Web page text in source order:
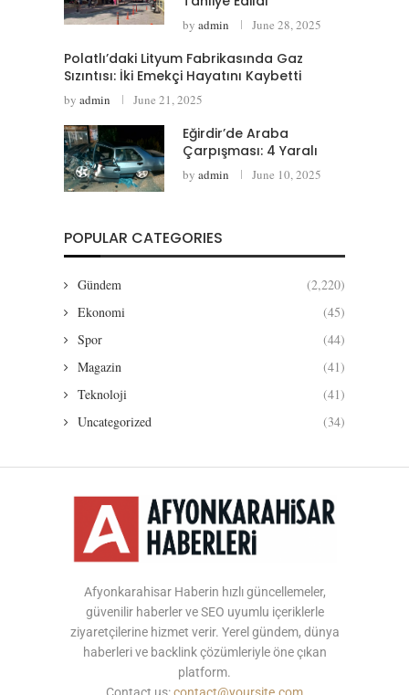
by admin June 28, 2025
Polatlı’daki Lityum Fabrikasında Gaz
Sızıntısı: İki Emekçi Hayatını Kaybetti
by admin June 21, 2025
Eğirdir’de Araba
Çarpışması: 4 Yaralı
by admin June 10, 2025
POPULAR CATEGORIES
Gündem
(2,220)
Ekonomi
(45)
Spor
(44)
Magazin
(41)
Teknoloji
(41)
Uncategorized
(34)
Afyonkarahisar Haberin hızlı güncellemeler,
güvenilir haberler ve SEO uyumlu içeriklerle
ziyaretçilerine hizmet verir. Yerel gündem, dünya
haberleri ve backlink çözümleriyle öne çıkan
platform.